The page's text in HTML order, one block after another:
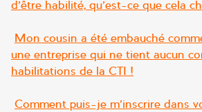
d’être habilité, qu’est-ce que cela
Mon cousin a été embauché
une entreprise qui ne tient aucun
habilitations de la CTI !
Comment puis-je m’inscrire dans